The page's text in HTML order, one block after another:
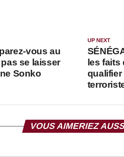
UP NEXT
les faits
qualifier
vous au
se laisser
Sonko
VOUS AIMERIEZ